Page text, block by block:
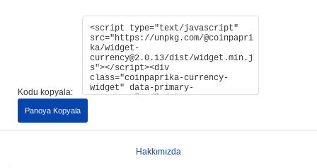
Kodu kopyala:
Panoya Kopyala
Hakkımızda